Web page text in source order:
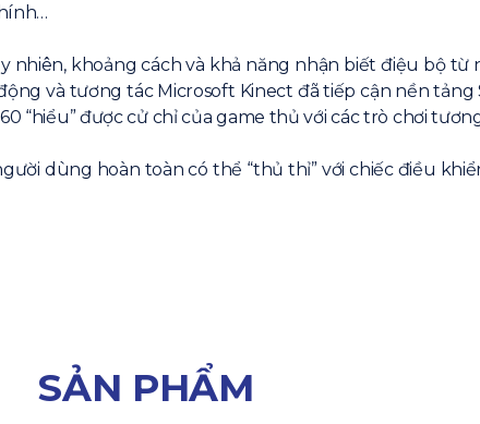
khoảng cách và khả năng nhận biết điệu bộ từ
và tương tác Microsoft Kinect đã tiếp cận nền tảng
“hiểu” được cử chỉ của game thủ với các trò chơi
dùng hoàn toàn có thể “thủ thỉ” với chiếc điều
SẢN PHẨM